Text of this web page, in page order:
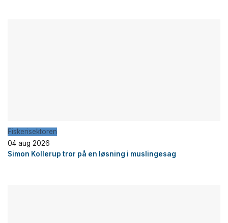
Fiskerisektoren
04 aug 2026
Simon Kollerup tror på en løsning i muslingesag